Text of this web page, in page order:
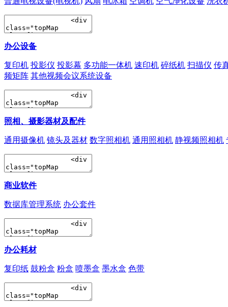
办公设备
复印机 投影仪 投影幕 多功能一体机 速印机 碎纸机 扫描仪 传
频矩阵 其他视频会议系统设备
照相、摄影器材及配件
通用摄像机 镜头及器材 数字照相机 通用照相机 静视频照相机
商业软件
数据库管理系统 办公套件
办公耗材
复印纸 鼓粉盒 粉盒 喷墨盒 墨水盒 色带